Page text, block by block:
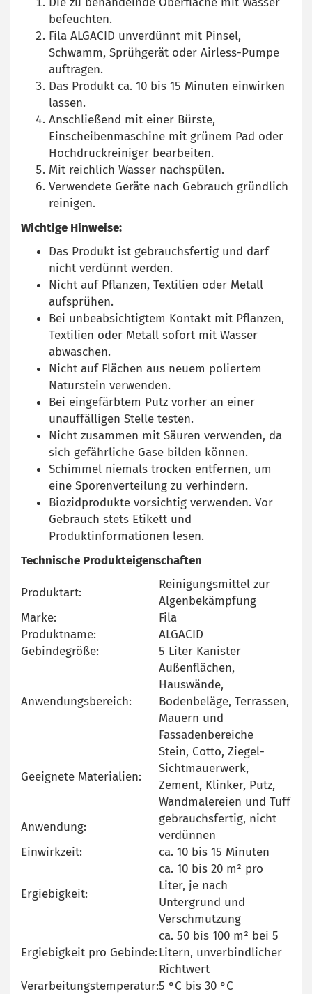
befeuchten.
Fila ALGACID unverdünnt mit Pinsel,
Schwamm, Sprühgerät oder Airless-Pumpe
auftragen.
Das Produkt ca. 10 bis 15 Minuten einwirken
lassen.
Anschließend mit einer Bürste,
Einscheibenmaschine mit grünem Pad oder
Hochdruckreiniger bearbeiten.
Mit reichlich Wasser nachspülen.
Verwendete Geräte nach Gebrauch gründlich
reinigen.
Wichtige Hinweise:
Das Produkt ist gebrauchsfertig und darf
nicht verdünnt werden.
Nicht auf Pflanzen, Textilien oder Metall
aufsprühen.
Bei unbeabsichtigtem Kontakt mit Pflanzen,
Textilien oder Metall sofort mit Wasser
abwaschen.
Nicht auf Flächen aus neuem poliertem
Naturstein verwenden.
Bei eingefärbtem Putz vorher an einer
unauffälligen Stelle testen.
Nicht zusammen mit Säuren verwenden, da
sich gefährliche Gase bilden können.
Schimmel niemals trocken entfernen, um
eine Sporenverteilung zu verhindern.
Biozidprodukte vorsichtig verwenden. Vor
Gebrauch stets Etikett und
Produktinformationen lesen.
Technische Produkteigenschaften
Produktart:
Reinigungsmittel zur
Algenbekämpfung
Marke:
Fila
Produktname:
ALGACID
Gebindegröße:
5 Liter Kanister
Anwendungsbereich:
Außenflächen,
Hauswände,
Bodenbeläge, Terrassen,
Mauern und
Fassadenbereiche
Geeignete Materialien:
Stein, Cotto, Ziegel-
Sichtmauerwerk,
Zement, Klinker, Putz,
Wandmalereien und Tuff
Anwendung:
gebrauchsfertig, nicht
verdünnen
Einwirkzeit:
ca. 10 bis 15 Minuten
Ergiebigkeit:
ca. 10 bis 20 m² pro
Liter, je nach
Untergrund und
Verschmutzung
Ergiebigkeit pro Gebinde:
ca. 50 bis 100 m² bei 5
Litern, unverbindlicher
Richtwert
Verarbeitungstemperatur:5 °C bis 30 °C